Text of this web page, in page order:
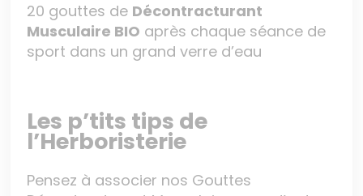
20 gouttes de Décontracturant
Musculaire BIO après chaque séance de
sport dans un grand verre d’eau
Les p’tits tips de
l’Herboristerie
Pensez à associer nos Gouttes